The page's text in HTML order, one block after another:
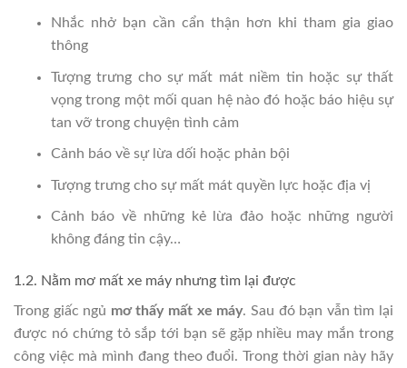
Nhắc nhở bạn cần cẩn thận hơn khi tham gia giao
thông
Tượng trưng cho sự mất mát niềm tin hoặc sự thất
vọng trong một mối quan hệ nào đó hoặc báo hiệu sự
tan vỡ trong chuyện tình cảm
Cảnh báo về sự lừa dối hoặc phản bội
Tượng trưng cho sự mất mát quyền lực hoặc địa vị
Cảnh báo về những kẻ lừa đảo hoặc những người
không đáng tin cậy…
1.2. Nằm mơ mất xe máy nhưng tìm lại được
Trong giấc ngủ mơ thấy mất xe máy. Sau đó bạn vẫn tìm lại
được nó chứng tỏ sắp tới bạn sẽ gặp nhiều may mắn trong
công việc mà mình đang theo đuổi. Trong thời gian này hãy